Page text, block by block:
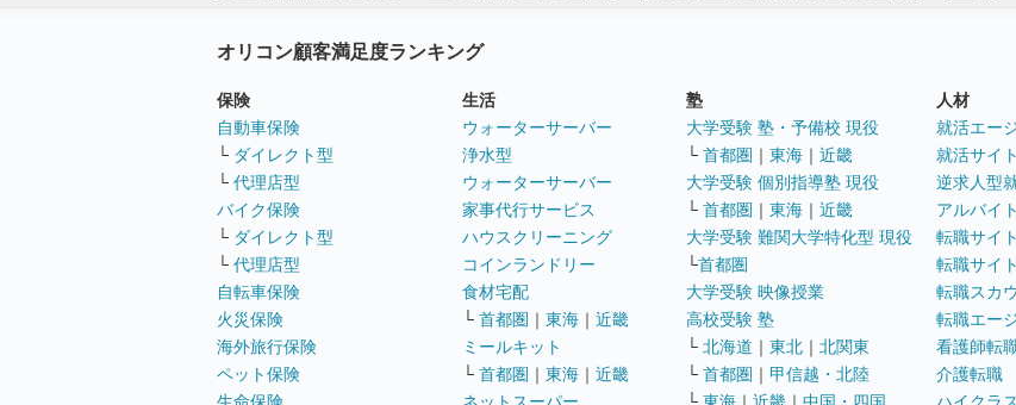
オリコン顧客満足度ランキング
保険
自動車保険
└ ダイレクト型
└ 代理店型
バイク保険
└ ダイレクト型
└ 代理店型
自転車保険
火災保険
海外旅行保険
ペット保険
生活
ウォーターサーバー
浄水型
ウォーターサーバー
家事代行サービス
ハウスクリーニング
コインランドリー
食材宅配
└ 首都圏 ｜ 東海 ｜ 近畿
ミールキット
└ 首都圏 ｜ 東海 ｜ 近畿
塾
大学受験 塾・予備校 現役
└ 首都圏 ｜ 東海 ｜ 近畿
大学受験 個別指導塾 現役
└ 首都圏 ｜ 東海 ｜ 近畿
大学受験 難関大学特化型 現役
└首都圏
大学受験 映像授業
高校受験 塾
└ 北海道 ｜ 東北 ｜ 北関東
└ 首都圏 ｜ 甲信越・北陸
人材
就活エー
就活サイト
逆求人型
アルバイ
転職サイト
転職サイ
転職スカ
転職エー
看護師転
介護転職